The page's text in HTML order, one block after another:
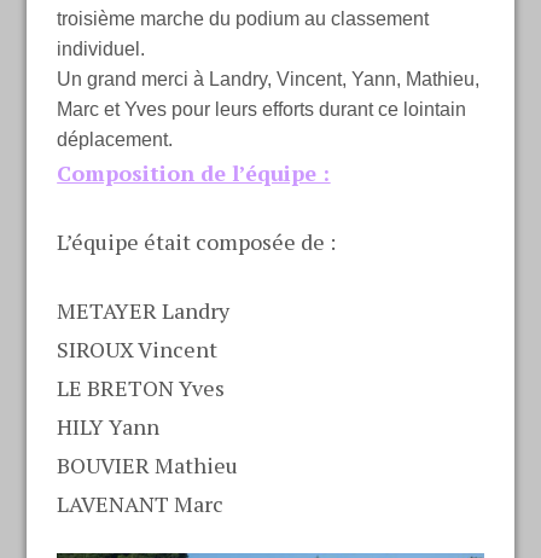
troisième marche du podium au classement
individuel.
Un grand merci à Landry, Vincent, Yann, Mathieu,
Marc et Yves pour leurs efforts durant ce lointain
déplacement.
Composition de l’équipe :
L’équipe était composée de :
METAYER Landry
SIROUX Vincent
LE BRETON Yves
HILY Yann
BOUVIER Mathieu
LAVENANT Marc